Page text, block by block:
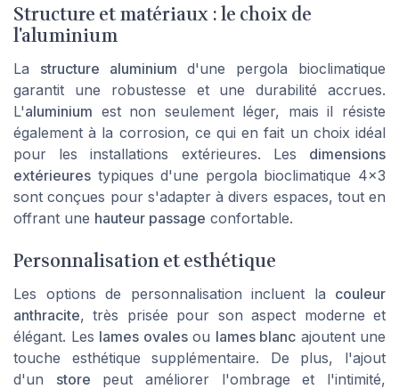
Structure et matériaux : le choix de
l'aluminium
La structure aluminium d'une pergola bioclimatique
garantit une robustesse et une durabilité accrues.
L'aluminium est non seulement léger, mais il résiste
également à la corrosion, ce qui en fait un choix idéal
pour les installations extérieures. Les dimensions
extérieures typiques d'une pergola bioclimatique 4x3
sont conçues pour s'adapter à divers espaces, tout en
offrant une hauteur passage confortable.
Personnalisation et esthétique
Les options de personnalisation incluent la couleur
anthracite, très prisée pour son aspect moderne et
élégant. Les lames ovalesou lames blanc ajoutent une
touche esthétique supplémentaire. De plus, l'ajout
d'un store peut améliorer l'ombrage et l'intimité,